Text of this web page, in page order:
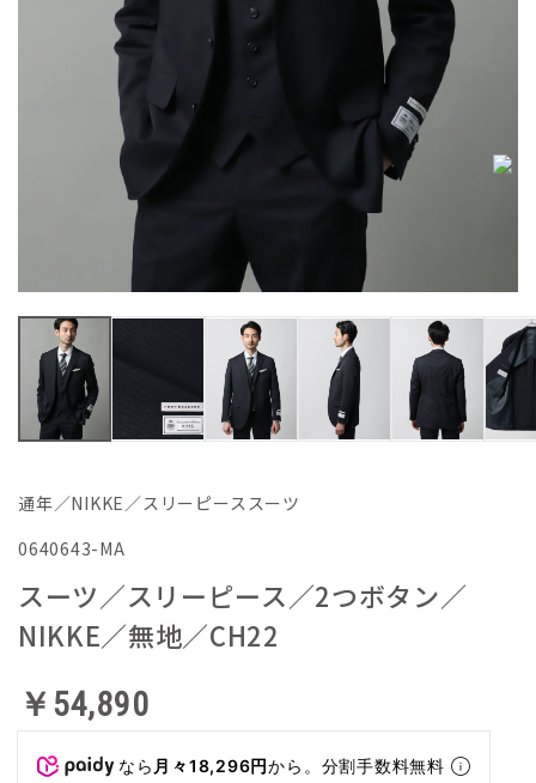
通年／NIKKE／スリーピーススーツ
0640643-MA
スーツ／スリーピース／2つボタン／
NIKKE／無地／CH22
￥54,890
なら 月々18,296円から。分割手数料無料